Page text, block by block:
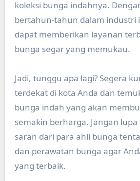
koleksi bunga indahnya.
bertahun-tahun dalam industri
dapat memberikan layanan
bunga segar yang memukau.
Jadi, tunggu apa lagi? Segera
terdekat di kota Anda dan
bunga indah yang akan
semakin berharga. Jangan
saran dari para ahli bunga
dan perawatan bunga agar
yang terbaik.